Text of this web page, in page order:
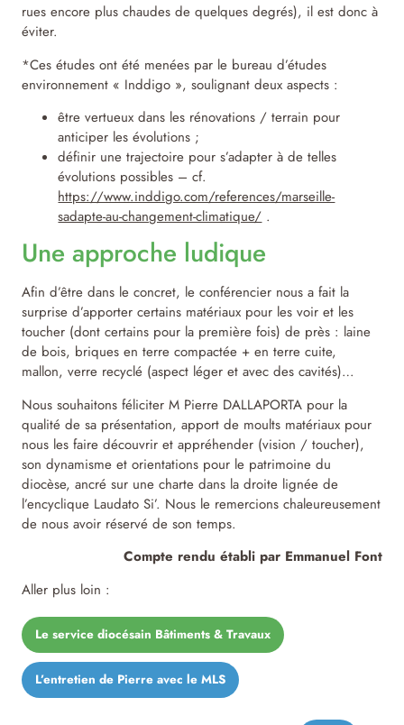
rues encore plus chaudes de quelques degrés), il est donc à
éviter.
*Ces études ont été menées par le bureau d’études
environnement « Inddigo », soulignant deux aspects :
être vertueux dans les rénovations / terrain pour
anticiper les évolutions ;
définir une trajectoire pour s’adapter à de telles
évolutions possibles – cf.
https://www.inddigo.com/references/marseille-
sadapte-au-changement-climatique/ .
Une approche ludique
Afin d’être dans le concret, le conférencier nous a fait la
surprise d’apporter certains matériaux pour les voir et les
toucher (dont certains pour la première fois) de près : laine
de bois, briques en terre compactée + en terre cuite,
mallon, verre recyclé (aspect léger et avec des cavités)…
Nous souhaitons féliciter M Pierre DALLAPORTA pour la
qualité de sa présentation, apport de moults matériaux pour
nous les faire découvrir et appréhender (vision / toucher),
son dynamisme et orientations pour le patrimoine du
diocèse, ancré sur une charte dans la droite lignée de
l’encyclique Laudato Si’. Nous le remercions chaleureusement
de nous avoir réservé de son temps.
Compte rendu établi par Emmanuel Font
Aller plus loin :
Le service diocésain Bâtiments & Travaux
L’entretien de Pierre avec le MLS